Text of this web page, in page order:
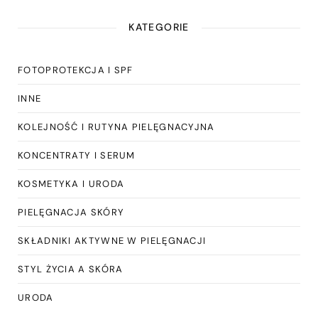
KATEGORIE
FOTOPROTEKCJA I SPF
INNE
KOLEJNOŚĆ I RUTYNA PIELĘGNACYJNA
KONCENTRATY I SERUM
KOSMETYKA I URODA
PIELĘGNACJA SKÓRY
SKŁADNIKI AKTYWNE W PIELĘGNACJI
STYL ŻYCIA A SKÓRA
URODA